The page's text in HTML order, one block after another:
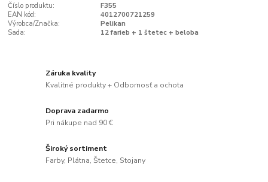
Číslo produktu:
F355
EAN kód:
4012700721259
Výrobca/Značka:
Pelikan
Sada:
12 farieb + 1 štetec + beloba
Záruka kvality
Kvalitné produkty + Odbornosť a ochota
Doprava zadarmo
Pri nákupe nad 90 €
Široký sortiment
Farby, Plátna, Štetce, Stojany